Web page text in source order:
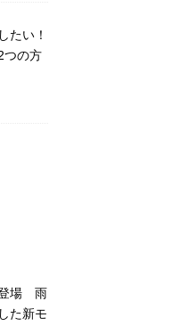
たい！
つの方
登場 雨
た新モ